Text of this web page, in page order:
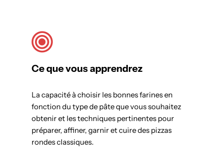
Ce que vous apprendrez
La capacité à choisir les bonnes farines en
fonction du type de pâte que vous souhaitez
obtenir et les techniques pertinentes pour
préparer, affiner, garnir et cuire des pizzas
rondes classiques.